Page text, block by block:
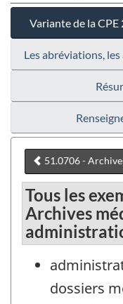
Variante de la
Les abréviations,
51.0706 -
Tous les
Archives
dossiers